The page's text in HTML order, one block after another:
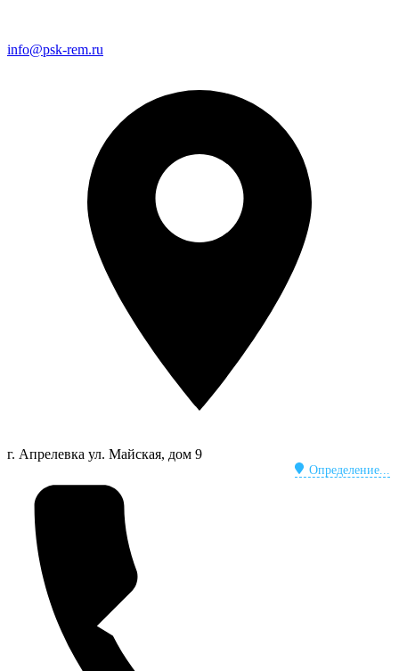
info@psk-rem.ru
г. Апрелевка
Определение...
ул. Майская, дом 9